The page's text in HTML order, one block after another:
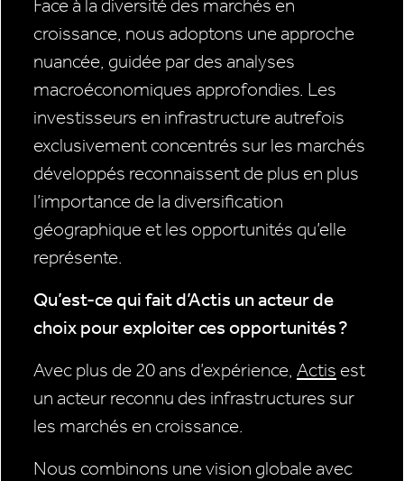
Face à la diversité des marchés en
croissance, nous adoptons une approche
nuancée, guidée par des analyses
macroéconomiques approfondies. Les
investisseurs en infrastructure autrefois
exclusivement concentrés sur les marchés
développés reconnaissent de plus en plus
l’importance de la diversification
géographique et les opportunités qu’elle
représente.
Qu’est-ce qui fait d’Actis un acteur de
choix pour exploiter ces opportunités ?
Avec plus de 20 ans d’expérience, Actis est
un acteur reconnu des infrastructures sur
les marchés en croissance.
Nous combinons une vision globale avec